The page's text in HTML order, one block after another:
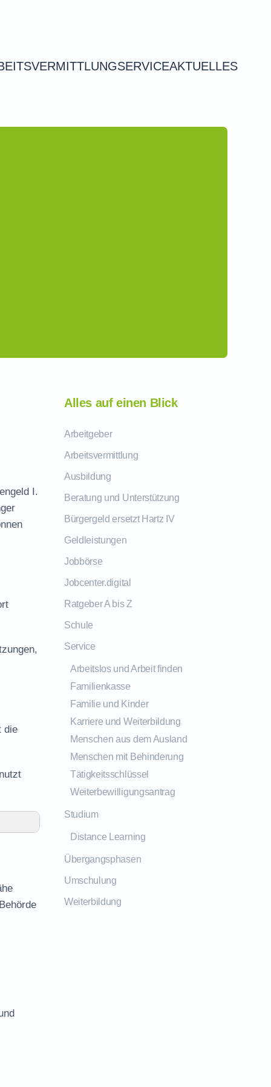
SERVICEAKTUELLES
I.
die
nutzt
Alles auf einen Blick
Arbeitgeber
Arbeitsvermittlung
Ausbildung
Beratung und Unterstützung
Bürgergeld ersetzt Hartz IV
Geldleistungen
Jobbörse
Jobcenter.digital
Ratgeber A bis Z
Schule
Service
Arbeitslos und Arbeit finden
Familienkasse
Familie und Kinder
Karriere und Weiterbildung
Menschen aus dem Ausland
Menschen mit Behinderung
Tätigkeitsschlüssel
Weiterbewilligungsantrag
Studium
Distance Learning
Übergangsphasen
Umschulung
Weiterbildung